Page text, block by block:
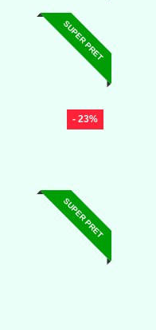
SUPER PRET
- 23%
SUPER PRET